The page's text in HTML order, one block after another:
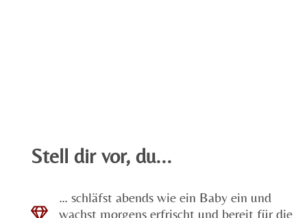
Stell dir vor, du...
… schläfst abends wie ein Baby ein und
wachst morgens erfrischt und bereit für die